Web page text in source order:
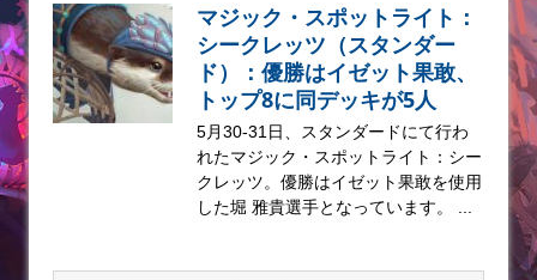
マジック・スポットライト：
シークレッツ（スタンダー
ド）：優勝はイゼット果敢、
トップ8に同デッキが5人
5月30-31日、スタンダードにて行わ
れたマジック・スポットライト：シー
クレッツ。優勝はイゼット果敢を使用
した堀 雅貴選手となっています。 ...